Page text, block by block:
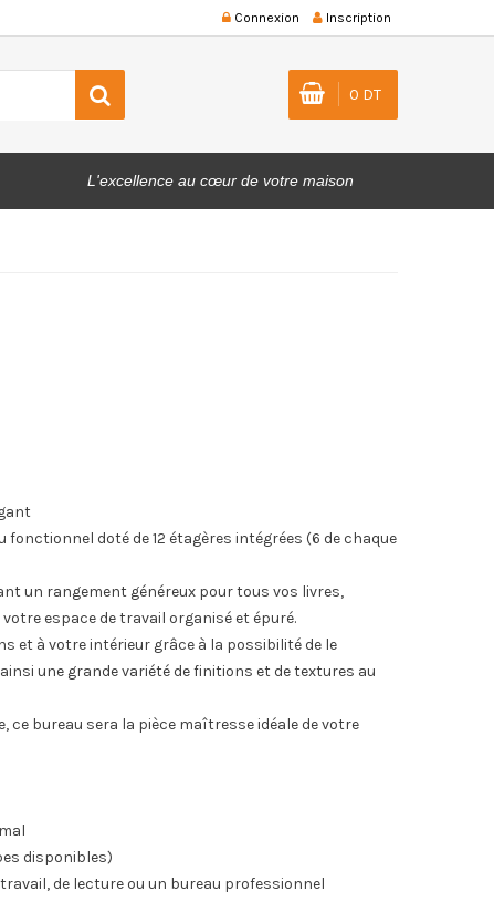
Inscription
Connexion
0 DT
L'excellence au cœur de votre maison
doté de 12 étagères intégrées (6 de chaque
un rangement généreux pour tous vos livres,
espace de travail organisé et épuré.
et à votre intérieur grâce à la possibilité de le
une grande variété de finitions et de textures au
ce bureau sera la pièce maîtresse idéale de votre
disponibles)
de lecture ou un bureau professionnel